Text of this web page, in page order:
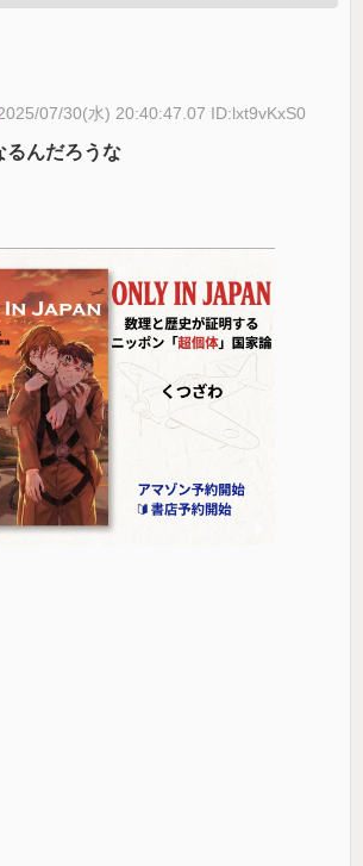
07/30(水) 20:40:47.07 ID:lxt9vKxS0
るんだろうな